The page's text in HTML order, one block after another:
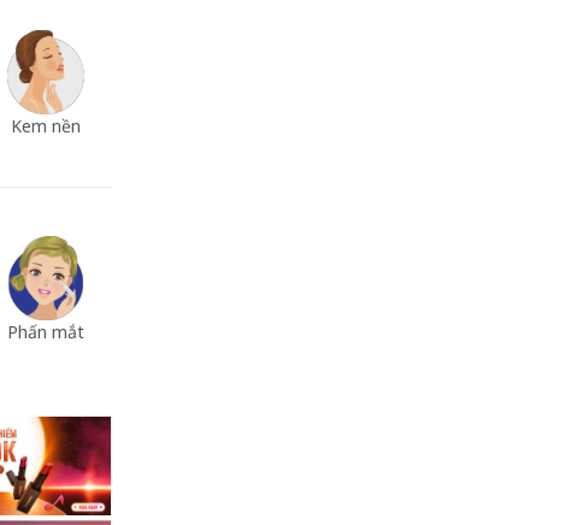
Kem nền
Phấn mắt